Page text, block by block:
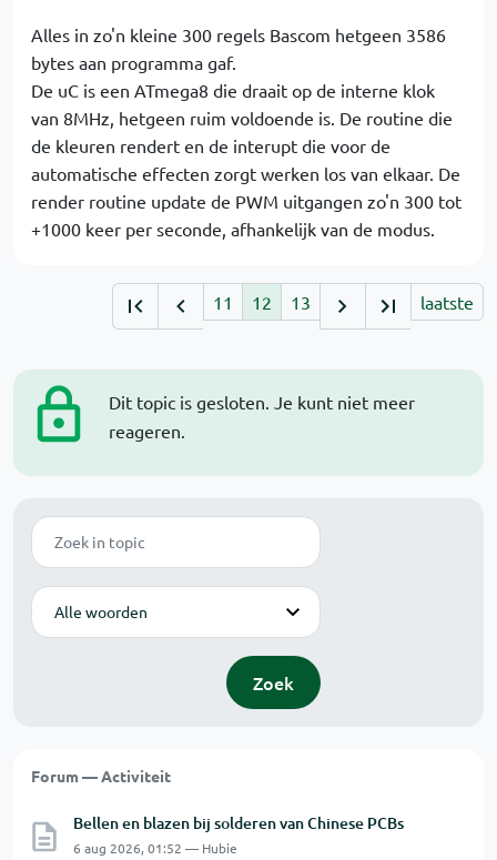
Dit topic is gesloten. Je kunt niet meer
reageren.
Zoek
Modus
Zoek
Forum — Activiteit
Bellen en blazen bij solderen van Chinese PCBs
6 aug 2026, 01:52 — Hubie
Alles in zo'n kleine 300 regels Bascom hetgeen 3586
bytes aan programma gaf.
De uC is een ATmega8 die draait op de interne klok
van 8MHz, hetgeen ruim voldoende is. De routine die
de kleuren rendert en de interupt die voor de
automatische effecten zorgt werken los van elkaar. De
render routine update de PWM uitgangen zo'n 300 tot
+1000 keer per seconde, afhankelijk van de modus.
11 12 13 laatste